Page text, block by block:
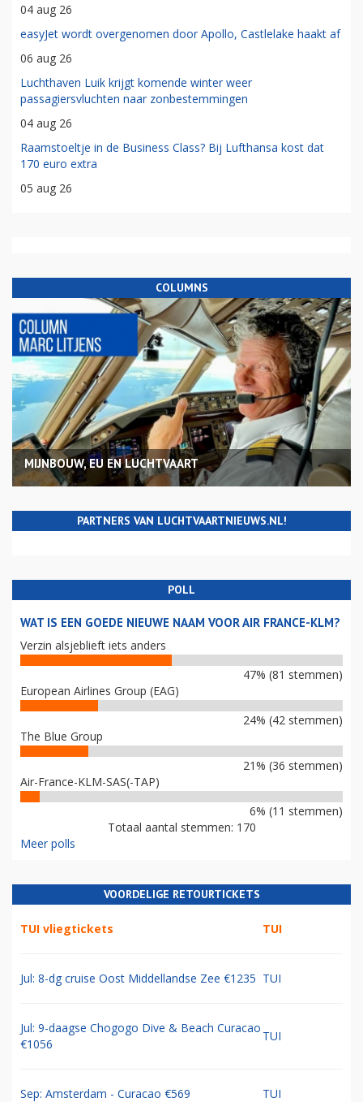
04 aug 26
easyJet wordt overgenomen door Apollo, Castlelake haakt af
06 aug 26
Luchthaven Luik krijgt komende winter weer
passagiersvluchten naar zonbestemmingen
04 aug 26
Raamstoeltje in de Business Class? Bij Lufthansa kost dat
170 euro extra
05 aug 26
COLUMNS
MIJNBOUW, EU EN LUCHTVAART
PARTNERS VAN LUCHTVAARTNIEUWS.NL!
POLL
WAT IS EEN GOEDE NIEUWE NAAM VOOR AIR FRANCE-KLM?
Verzin alsjeblieft iets anders
47% (81 stemmen)
European Airlines Group (EAG)
24% (42 stemmen)
The Blue Group
21% (36 stemmen)
Air-France-KLM-SAS(-TAP)
6% (11 stemmen)
Totaal aantal stemmen: 170
Meer polls
VOORDELIGE RETOURTICKETS
TUI vliegtickets TUI
Jul: 8-dg cruise Oost Middellandse Zee €1235 TUI
Jul: 9-daagse Chogogo Dive & Beach Curacao
€1056
TUI
Sep: Amsterdam - Curacao €569 TUI